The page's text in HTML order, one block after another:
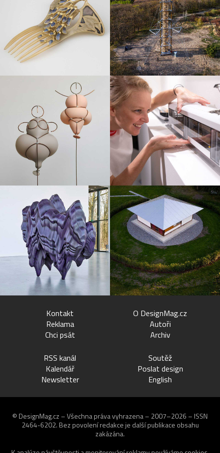
Kontakt
Reklama
Chci psát
O DesignMag.cz
Autoři
Archiv
RSS kanál
Kalendář
Newsletter
Soutěž
Poslat design
English
© DesignMag.cz – Všechna práva vyhrazena – 2007–2026 – ISSN
2464-6202. Bez povolení redakce je další publikace obsahu
zakázána.